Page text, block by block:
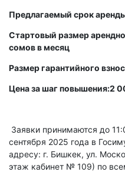
Предлагаемый срок
Стартовый размер
сомов в месяц
Размер гарантийного
Цена за шаг повышения:2
Заявки принимаются до
сентября 2025 года в
адресу: г. Бишкек, ул.
этаж кабинет № 109) по